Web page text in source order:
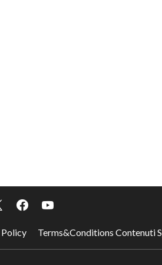
Terms&Conditions Contenuti